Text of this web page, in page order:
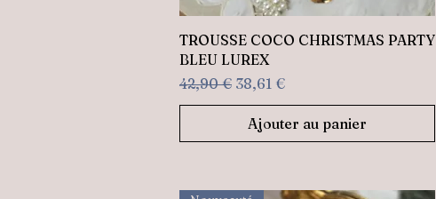
Aperçu rapide
TROUSSE COCO CHRISTMAS PARTY
BLEU LUREX
Prix original
42,90 € Prix promotionnel
38,61 €
Ajouter au panier